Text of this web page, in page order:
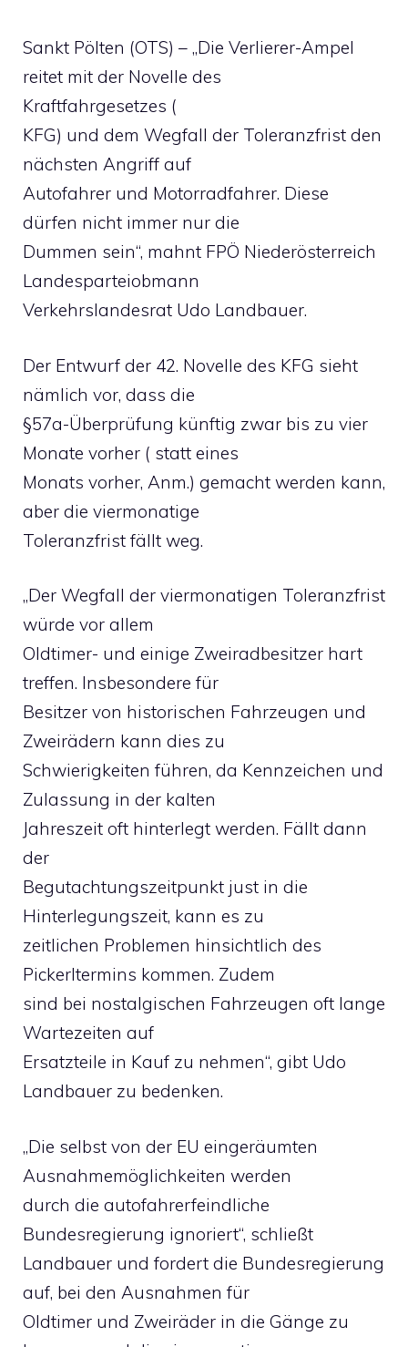
Sankt Pölten (OTS) – „Die Verlierer-Ampel
reitet mit der Novelle des
Kraftfahrgesetzes (
KFG) und dem Wegfall der Toleranzfrist den
nächsten Angriff auf
Autofahrer und Motorradfahrer. Diese
dürfen nicht immer nur die
Dummen sein“, mahnt FPÖ Niederösterreich
Landesparteiobmann
Verkehrslandesrat Udo Landbauer.
Der Entwurf der 42. Novelle des KFG sieht
nämlich vor, dass die
§57a-Überprüfung künftig zwar bis zu vier
Monate vorher ( statt eines
Monats vorher, Anm.) gemacht werden kann,
aber die viermonatige
Toleranzfrist fällt weg.
„Der Wegfall der viermonatigen Toleranzfrist
würde vor allem
Oldtimer- und einige Zweiradbesitzer hart
treffen. Insbesondere für
Besitzer von historischen Fahrzeugen und
Zweirädern kann dies zu
Schwierigkeiten führen, da Kennzeichen und
Zulassung in der kalten
Jahreszeit oft hinterlegt werden. Fällt dann
der
Begutachtungszeitpunkt just in die
Hinterlegungszeit, kann es zu
zeitlichen Problemen hinsichtlich des
Pickerltermins kommen. Zudem
sind bei nostalgischen Fahrzeugen oft lange
Wartezeiten auf
Ersatzteile in Kauf zu nehmen“, gibt Udo
Landbauer zu bedenken.
„Die selbst von der EU eingeräumten
Ausnahmemöglichkeiten werden
durch die autofahrerfeindliche
Bundesregierung ignoriert“, schließt
Landbauer und fordert die Bundesregierung
auf, bei den Ausnahmen für
Oldtimer und Zweiräder in die Gänge zu